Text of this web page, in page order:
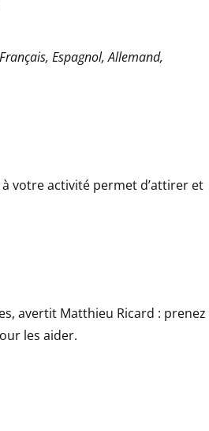
Espagnol, Allemand,
votre activité permet d’attirer et
avertit Matthieu Ricard : prenez
les aider.